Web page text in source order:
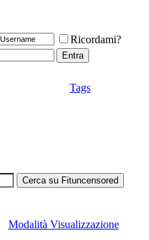
Ricordami?
Tags
Modalità Visualizzazione